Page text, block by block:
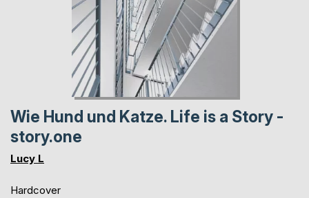
Wie Hund und Katze. Life is a Story -
story.one
Lucy L
Hardcover